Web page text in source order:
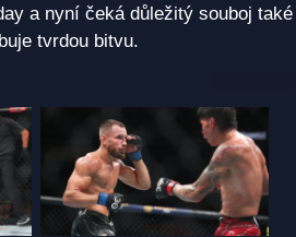
a nyní čeká důležitý souboj také
tvrdou bitvu.